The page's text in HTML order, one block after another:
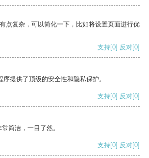
点复杂，可以简化一下，比如将设置页面进行优
支持[0] 反对[0]
提供了顶级的安全性和隐私保护。
支持[0] 反对[0]
简洁，一目了然。
支持[0] 反对[0]